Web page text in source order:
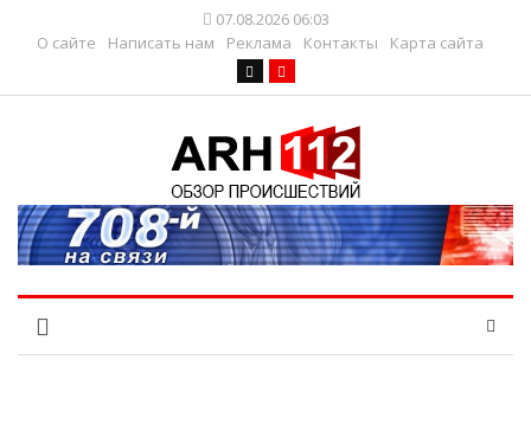
07.08.2026 06:03
О сайте
Написать нам Реклама Контакты Карта сайта